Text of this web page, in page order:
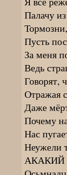
Палачу
Пусть
За меня
Ведь
Говорят,
Отражая
Даже
Почему
Нас
Неужели
АКАКИЙ